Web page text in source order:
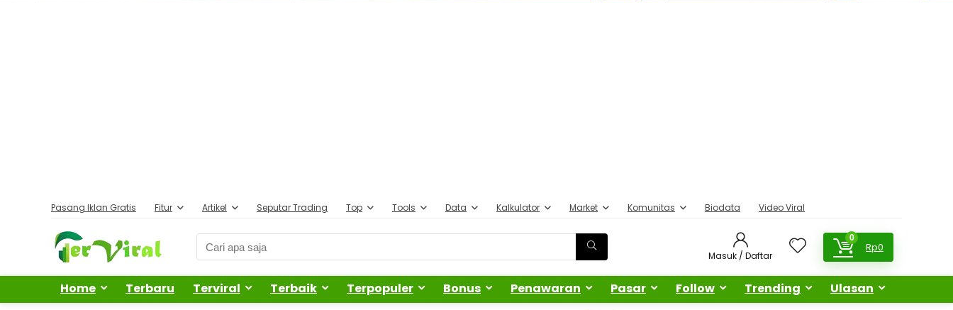
Pasang Iklan Gratis Fitur Artikel Seputar Trading Top Tools Data Kalkulator Market Komunitas Biodata Video Viral
Masuk / Daftar
0
Rp0
Home Terbaru Terviral Terbaik Terpopuler Bonus Penawaran Pasar Follow Trending Ulasan